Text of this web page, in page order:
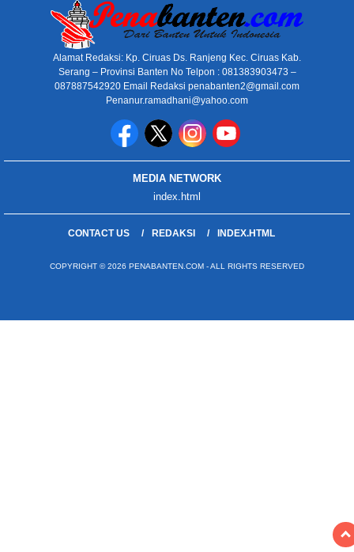
Alamat Redaksi: Kp. Ciruas Ds. Ranjeng Kec. Ciruas Kab.
Serang – Provinsi Banten No Telpon : 081383903473 –
087887542920 Email Redaksi penabanten2@gmail.com
Penanur.ramadhani@yahoo.com
MEDIA NETWORK
index.html
CONTACT US REDAKSI INDEX.HTML
COPYRIGHT © 2026 PENABANTEN.COM - ALL RIGHTS RESERVED